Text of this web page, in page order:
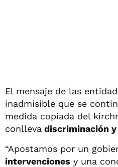
El mensaje de las
inadmisible que se
medida copiada del
conlleva discriminación y
“Apostamos por un
intervenciones y una